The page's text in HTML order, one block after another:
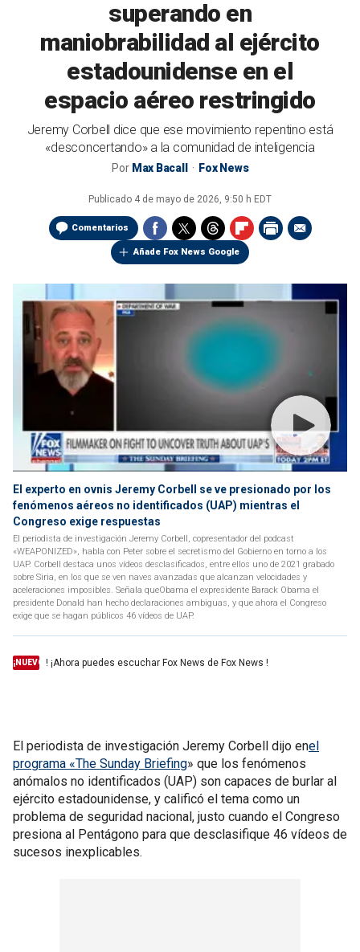
superando en
maniobrabilidad al ejército
estadounidense en el
espacio aéreo restringido
Jeremy Corbell dice que ese movimiento repentino está
«desconcertando» a la comunidad de inteligencia
Por Max Bacall Fox News
Publicado 4 de mayo de 2026, 9:50 h EDT
Comentarios
Añade Fox News Google
El experto en ovnis Jeremy Corbell se ve presionado por los
fenómenos aéreos no identificados (UAP) mientras el
Congreso exige respuestas
El periodista de investigación Jeremy Corbell, copresentador del podcast
«WEAPONIZED», habla con Peter sobre el secretismo del Gobierno en torno a los
UAP. Corbell destaca unos vídeos desclasificados, entre ellos uno de 2021 grabado
sobre Siria, en los que se ven naves avanzadas que alcanzan velocidades y
aceleraciones imposibles. Señala queObama el expresidente Barack Obama el
presidente Donald han hecho declaraciones ambiguas, y que ahora el Congreso
exige que se hagan públicos 46 vídeos de UAP.
¡NUEVO ! ¡Ahora puedes escuchar Fox News de Fox News !
El periodista de investigación Jeremy Corbell dijo enel
programa «The Sunday Briefing» que los fenómenos
anómalos no identificados (UAP) son capaces de burlar al
ejército estadounidense, y calificó el tema como un
problema de seguridad nacional, justo cuando el Congreso
presiona al Pentágono para que desclasifique 46 vídeos de
sucesos inexplicables.